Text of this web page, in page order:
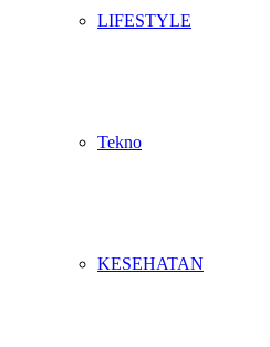
LIFESTYLE
Tekno
KESEHATAN